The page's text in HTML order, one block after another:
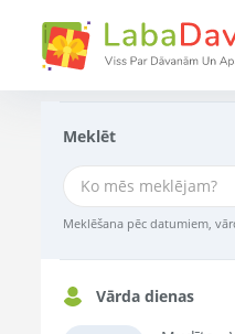
Meklēt
Meklēšana pēc datumiem,
Vārda dienas